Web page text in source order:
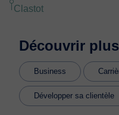
Clastot
Découvrir
Business
Développer sa clientèle